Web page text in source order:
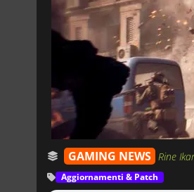
GAMING NEWS Rine
Aggiornamenti & Patch